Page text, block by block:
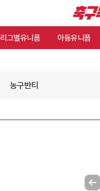
리그별유니폼 아동유니폼
농구반티